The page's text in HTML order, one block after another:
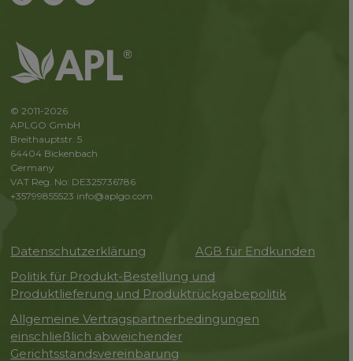
© 2011-2026
APLGO GmbH
Breithauptstr. 5
64404 Bickenbach
Germany
VAT Reg. No: DE325736786
+35799855523 info@aplgo.com
Datenschutzerklärung
AGB für Endkunden
Politik für Produkt-Bestellung und
Produktlieferung und Produktrückgabepolitik
Allgemeine Vertragspartnerbedingungen
einschließlich abweichender
Gerichtsstandsvereinbarung